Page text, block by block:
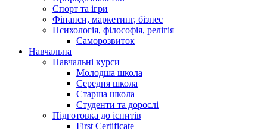
Спорт та ігри
Фінанси, маркетинг, бізнес
Психологія, філософія, релігія
Саморозвиток
Навчальна
Навчальні курси
Молодша школа
Середня школа
Старша школа
Студенти та дорослі
Підготовка до іспитів
First Certificate